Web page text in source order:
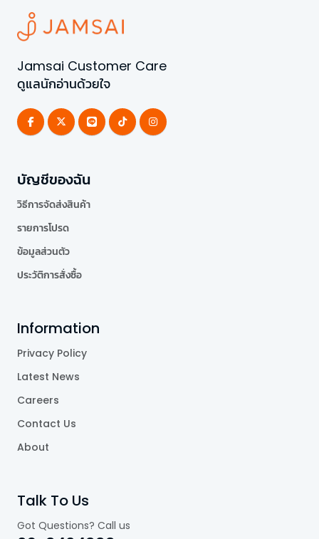
Jamsai Customer Care
ดูแลนักอ่านด้วยใจ
บัญชีของฉัน
วิธีการจัดส่งสินค้า
รายการโปรด
ข้อมูลส่วนตัว
ประวัติการสั่งซื้อ
Information
Privacy Policy
Latest News
Careers
Contact Us
About
Talk To Us
Got Questions? Call us